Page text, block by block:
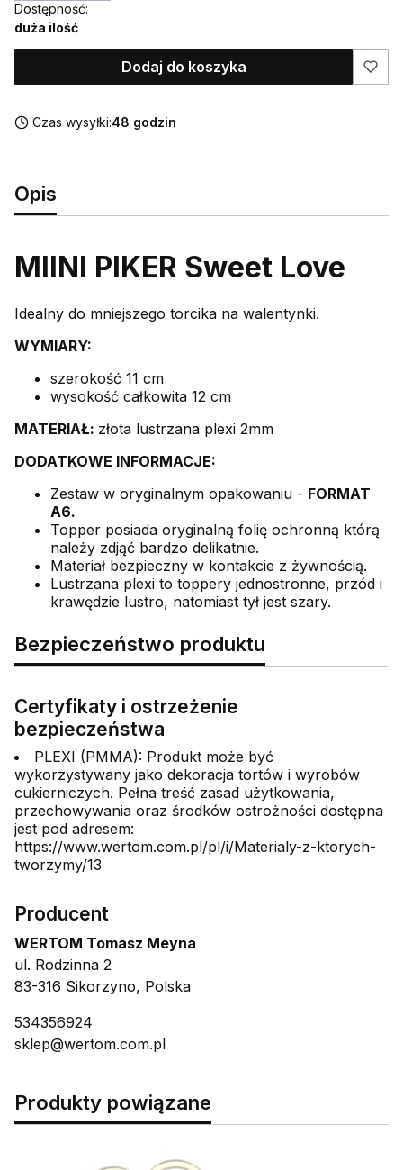
Dostępność:
duża ilość
Dodaj do koszyka
Czas wysyłki:48 godzin
Opis
MIINI PIKER Sweet Love
Idealny do mniejszego torcika na walentynki.
WYMIARY:
szerokość 11 cm
wysokość całkowita 12 cm
MATERIAŁ: złota lustrzana plexi 2mm
DODATKOWE INFORMACJE:
Zestaw w oryginalnym opakowaniu - FORMAT
A6.
Topper posiada oryginalną folię ochronną którą
należy zdjąć bardzo delikatnie.
Materiał bezpieczny w kontakcie z żywnością.
Lustrzana plexi to toppery jednostronne, przód i
krawędzie lustro, natomiast tył jest szary.
Bezpieczeństwo produktu
Certyfikaty i ostrzeżenie
bezpieczeństwa
PLEXI (PMMA): Produkt może być
wykorzystywany jako dekoracja tortów i wyrobów
cukierniczych. Pełna treść zasad użytkowania,
przechowywania oraz środków ostrożności dostępna
jest pod adresem:
https://www.wertom.com.pl/pl/i/Materialy-z-ktorych-
tworzymy/13
Producent
WERTOM Tomasz Meyna
ul. Rodzinna 2
83-316 Sikorzyno, Polska
534356924
sklep@wertom.com.pl
Produkty powiązane